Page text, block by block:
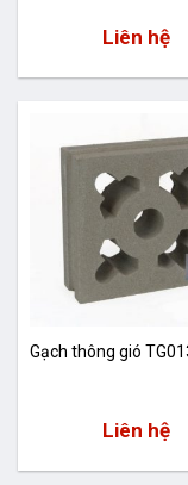
Liên hệ
Gạch thông gió
Liên hệ